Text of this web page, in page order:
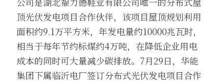
顶光伏发电项目合作伙伴，该项目屋顶规划利用
面积约9.1万平方米，年发电量约10000兆瓦时，
相当于每年节约标煤约4万吨，在降低企业用电
成本的同时可大量减少碳排放。7月29日，华能
集团下属临沂电厂签订分布式光伏发电项目合作